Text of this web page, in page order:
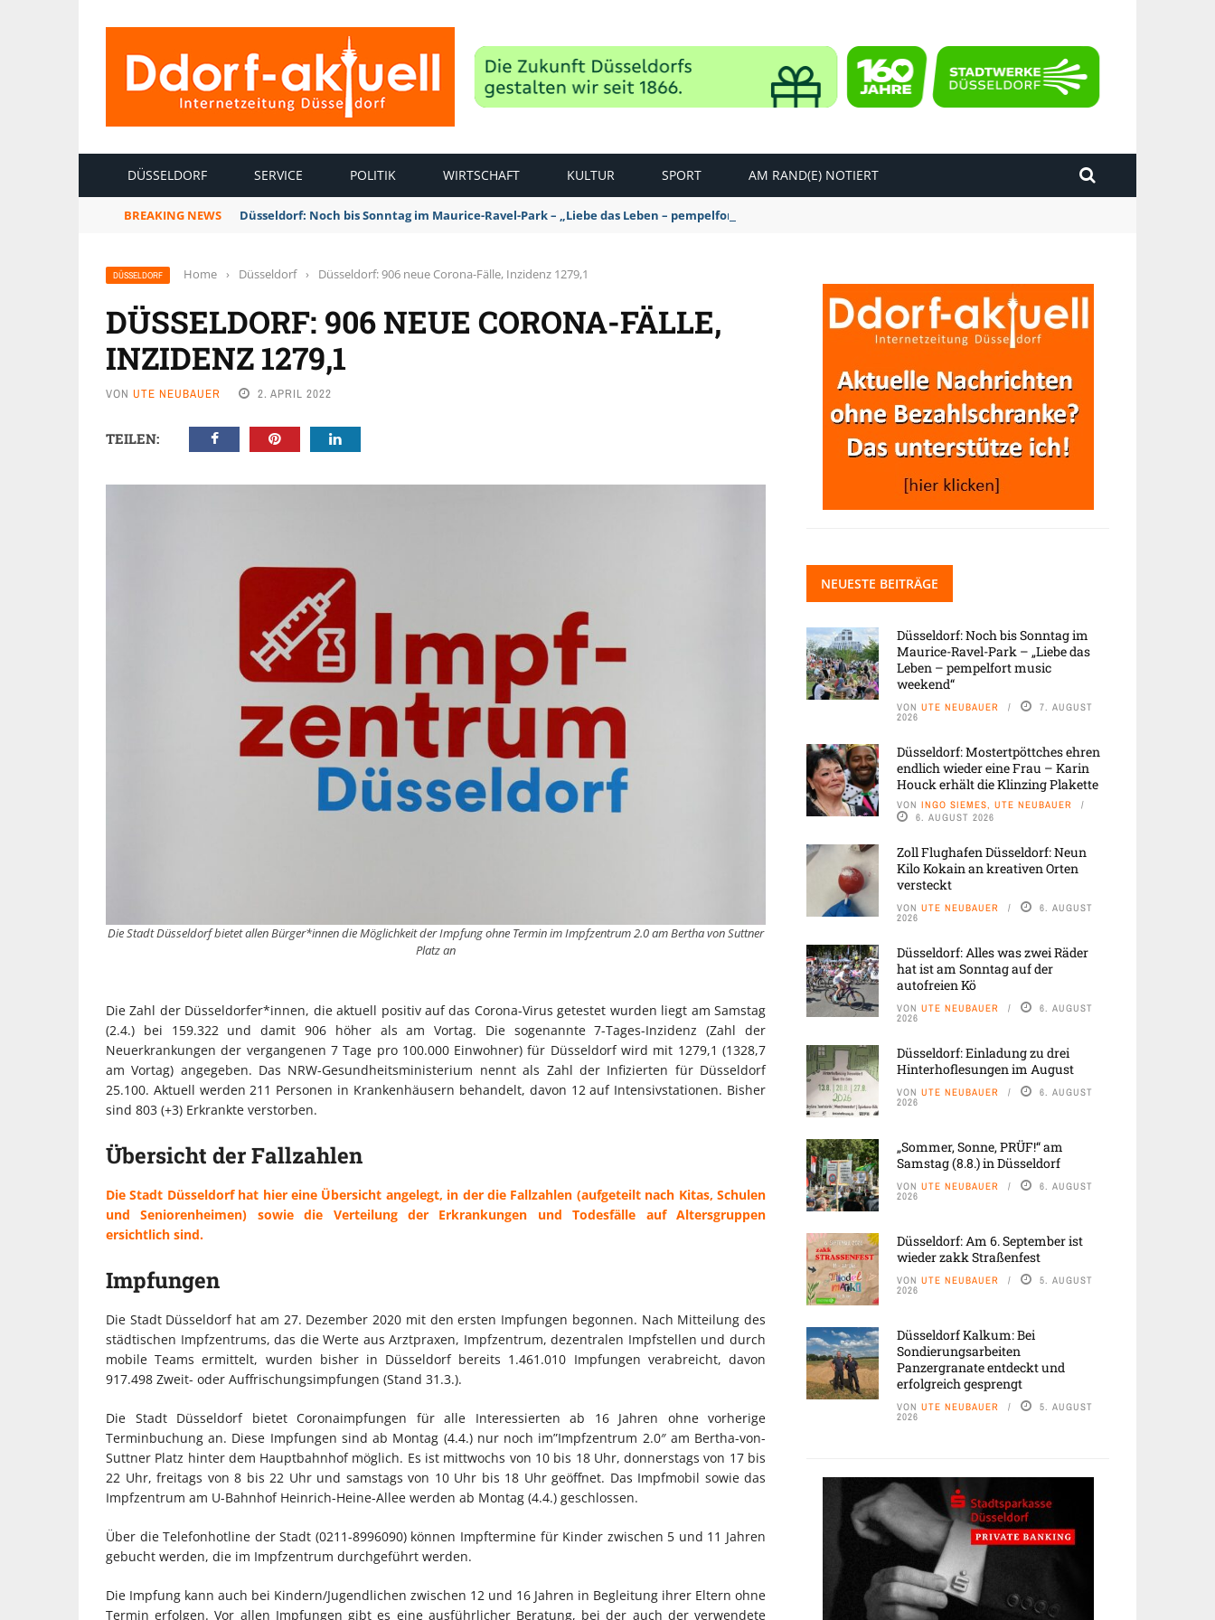
DÜSSELDORF SERVICE POLITIK WIRTSCHAFT KULTUR SPORT AM RAND(E) NOTIERT
BREAKING NEWS Düsseldorf: Noch bis Sonntag im Maurice-Ravel-Park – „Liebe das Leben – pempelfort music weekend“
DÜSSELDORF Home › Düsseldorf › Düsseldorf: 906 neue Corona-Fälle, Inzidenz 1279,1
DÜSSELDORF: 906 NEUE CORONA-FÄLLE,
INZIDENZ 1279,1
VON UTE NEUBAUER 2. APRIL 2022
TEILEN:
Die Stadt Düsseldorf bietet allen Bürger*innen die Möglichkeit der Impfung ohne Termin im Impfzentrum 2.0 am Bertha von Suttner
Platz an
Die Zahl der Düsseldorfer*innen, die aktuell positiv auf das Corona-Virus getestet wurden liegt am Samstag
(2.4.) bei 159.322 und damit 906 höher als am Vortag. Die sogenannte 7-Tages-Inzidenz (Zahl der
Neuerkrankungen der vergangenen 7 Tage pro 100.000 Einwohner) für Düsseldorf wird mit 1279,1 (1328,7
am Vortag) angegeben. Das NRW-Gesundheitsministerium nennt als Zahl der Infizierten für Düsseldorf
25.100. Aktuell werden 211 Personen in Krankenhäusern behandelt, davon 12 auf Intensivstationen. Bisher
sind 803 (+3) Erkrankte verstorben.
Übersicht der Fallzahlen
Die Stadt Düsseldorf hat hier eine Übersicht angelegt, in der die Fallzahlen (aufgeteilt nach Kitas, Schulen
und Seniorenheimen) sowie die Verteilung der Erkrankungen und Todesfälle auf Altersgruppen
ersichtlich sind.
Impfungen
Die Stadt Düsseldorf hat am 27. Dezember 2020 mit den ersten Impfungen begonnen. Nach Mitteilung des
städtischen Impfzentrums, das die Werte aus Arztpraxen, Impfzentrum, dezentralen Impfstellen und durch
mobile Teams ermittelt, wurden bisher in Düsseldorf bereits 1.461.010 Impfungen verabreicht, davon
917.498 Zweit- oder Auffrischungsimpfungen (Stand 31.3.).
Die Stadt Düsseldorf bietet Coronaimpfungen für alle Interessierten ab 16 Jahren ohne vorherige
Terminbuchung an. Diese Impfungen sind ab Montag (4.4.) nur noch im”Impfzentrum 2.0″ am Bertha-von-
Suttner Platz hinter dem Hauptbahnhof möglich. Es ist mittwochs von 10 bis 18 Uhr, donnerstags von 17 bis
22 Uhr, freitags von 8 bis 22 Uhr und samstags von 10 Uhr bis 18 Uhr geöffnet. Das Impfmobil sowie das
Impfzentrum am U-Bahnhof Heinrich-Heine-Allee werden ab Montag (4.4.) geschlossen.
Über die Telefonhotline der Stadt (0211-8996090) können Impftermine für Kinder zwischen 5 und 11 Jahren
gebucht werden, die im Impfzentrum durchgeführt werden.
Die Impfung kann auch bei Kindern/Jugendlichen zwischen 12 und 16 Jahren in Begleitung ihrer Eltern ohne
Termin erfolgen. Vor allen Impfungen gibt es eine ausführlicher Beratung, bei der auch der verwendete
NEUESTE BEITRÄGE
Düsseldorf: Noch bis Sonntag im
Maurice-Ravel-Park – „Liebe das
Leben – pempelfort music
weekend“
VON UTE NEUBAUER 7. AUGUST
2026
Düsseldorf: Mostertpöttches ehren
endlich wieder eine Frau – Karin
Houck erhält die Klinzing Plakette
VON INGO SIEMES, UTE NEUBAUER
6. AUGUST 2026
Zoll Flughafen Düsseldorf: Neun
Kilo Kokain an kreativen Orten
versteckt
VON UTE NEUBAUER 6. AUGUST
2026
Düsseldorf: Alles was zwei Räder
hat ist am Sonntag auf der
autofreien Kö
VON UTE NEUBAUER 6. AUGUST
2026
Düsseldorf: Einladung zu drei
Hinterhoflesungen im August
VON UTE NEUBAUER 6. AUGUST
2026
„Sommer, Sonne, PRÜF!“ am
Samstag (8.8.) in Düsseldorf
VON UTE NEUBAUER 6. AUGUST
2026
Düsseldorf: Am 6. September ist
wieder zakk Straßenfest
VON UTE NEUBAUER 5. AUGUST
2026
Düsseldorf Kalkum: Bei
Sondierungsarbeiten
Panzergranate entdeckt und
erfolgreich gesprengt
VON UTE NEUBAUER 5. AUGUST
2026